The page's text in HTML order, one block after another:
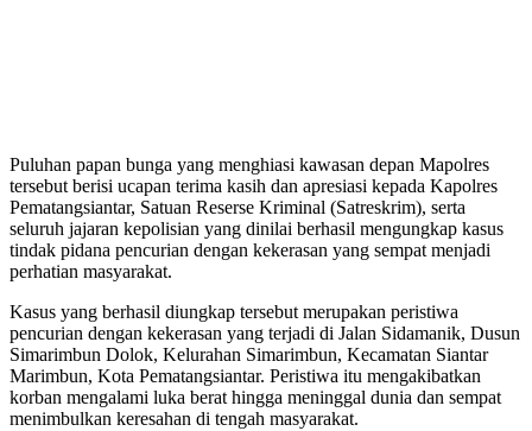
Puluhan papan bunga yang menghiasi kawasan depan Mapolres
tersebut berisi ucapan terima kasih dan apresiasi kepada Kapolres
Pematangsiantar, Satuan Reserse Kriminal (Satreskrim), serta
seluruh jajaran kepolisian yang dinilai berhasil mengungkap kasus
tindak pidana pencurian dengan kekerasan yang sempat menjadi
perhatian masyarakat.
Kasus yang berhasil diungkap tersebut merupakan peristiwa
pencurian dengan kekerasan yang terjadi di Jalan Sidamanik, Dusun
Simarimbun Dolok, Kelurahan Simarimbun, Kecamatan Siantar
Marimbun, Kota Pematangsiantar. Peristiwa itu mengakibatkan
korban mengalami luka berat hingga meninggal dunia dan sempat
menimbulkan keresahan di tengah masyarakat.